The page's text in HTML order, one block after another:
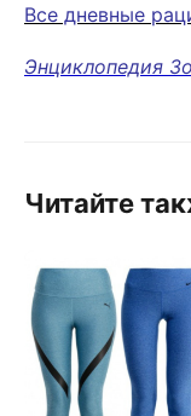
Все дневные
Энциклопедия
Читайте